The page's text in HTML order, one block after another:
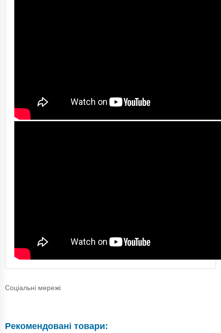
Соціальні мережі
Рекомендовані товари: